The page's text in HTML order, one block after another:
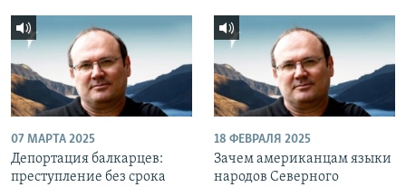
07 МАРТА 2025
Депортация балкарцев:
преступление без срока
18 ФЕВРАЛЯ 2025
Зачем американцам языки
народов Северного